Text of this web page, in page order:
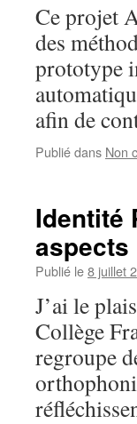
Ce projet
des
prototype
afin de
Publié dans Non
Identité
Publié le8 juillet
J’ai le
Collège
regroupe